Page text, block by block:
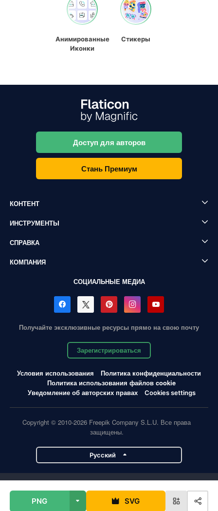
PNG SVG
Анимированные
Иконки
Стикеры
Доступ для авторов
Стань Премиум
КОНТЕНТ
ИНСТРУМЕНТЫ
СПРАВКА
КОМПАНИЯ
СОЦИАЛЬНЫЕ МЕДИА
Получайте эксклюзивные ресурсы прямо на свою почту
Зарегистрироваться
Условия использования
Политика конфиденциальности
Политика использования файлов cookie
Уведомление об авторских правах
Cookies settings
Copyright © 2010-2026 Freepik Company S.L.U. Все права
защищены.
Pусский
Flaticon Slidesgo